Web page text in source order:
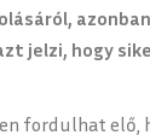
jelzi, hogy
fordulhat elő,